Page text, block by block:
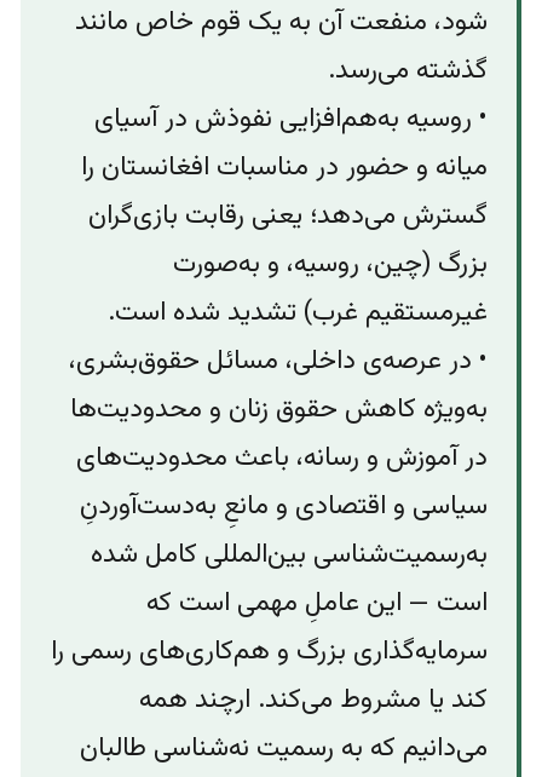
شود، منفعت آن به یک قوم خاص مانند
گذشته می‌رسد.
• روسیه به‌هم‌افزایی نفوذش در آسیای
میانه و حضور در مناسبات افغانستان را
گسترش می‌دهد؛ یعنی رقابت بازی‌گران
بزرگ (چین، روسیه، و به‌صورت
غیرمستقیم غرب) تشدید شده است.
• در عرصه‌ی داخلی، مسائل حقوق‌بشری،
به‌ویژه کاهش حقوق زنان و محدودیت‌ها
در آموزش و رسانه، باعث محدودیت‌های
سیاسی و اقتصادی و مانعِ به‌دست‌آوردنِ
به‌رسمیت‌شناسی بین‌المللی کامل شده
است — این عاملِ مهمی است که
سرمایه‌گذاری بزرگ و هم‌کاری‌های رسمی را
کند یا مشروط می‌کند. ارچند همه
می‌دانیم که به رسمیت نه‌شناسی طالبان